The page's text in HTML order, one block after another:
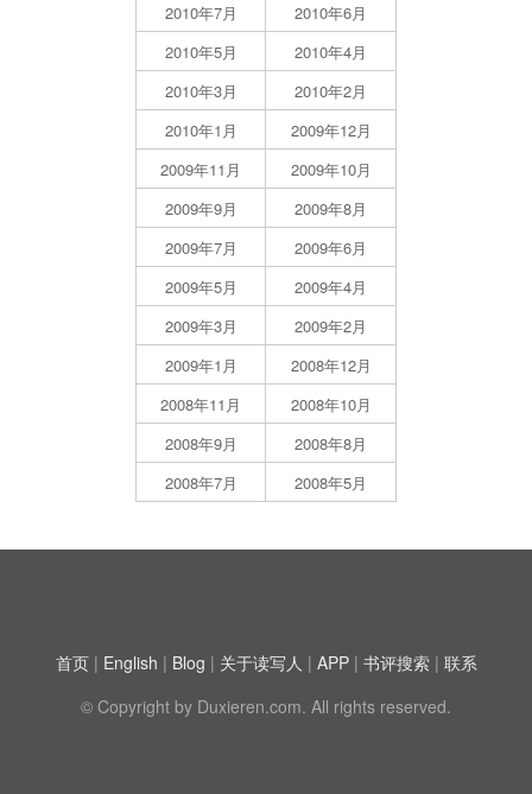
2010年7月
2010年6月
2010年5月
2010年4月
2010年3月
2010年2月
2010年1月
2009年12月
2009年11月
2009年10月
2009年9月
2009年8月
2009年7月
2009年6月
2009年5月
2009年4月
2009年3月
2009年2月
2009年1月
2008年12月
2008年11月
2008年10月
2008年9月
2008年8月
2008年7月
2008年5月
首页| English | Blog | 关于读写人 | APP| 书评搜索| 联系
© Copyright by Duxieren.com. All rights reserved.